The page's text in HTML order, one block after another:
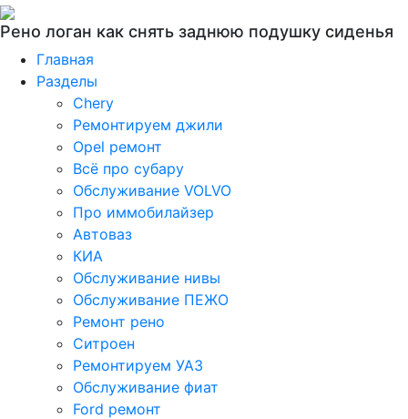
Рено логан как снять заднюю подушку сиденья
Главная
Разделы
Chery
Ремонтируем джили
Opel ремонт
Всё про субару
Обслуживание VOLVO
Про иммобилайзер
Автоваз
КИА
Обслуживание нивы
Обслуживание ПЕЖО
Ремонт рено
Ситроен
Ремонтируем УАЗ
Обслуживание фиат
Ford ремонт